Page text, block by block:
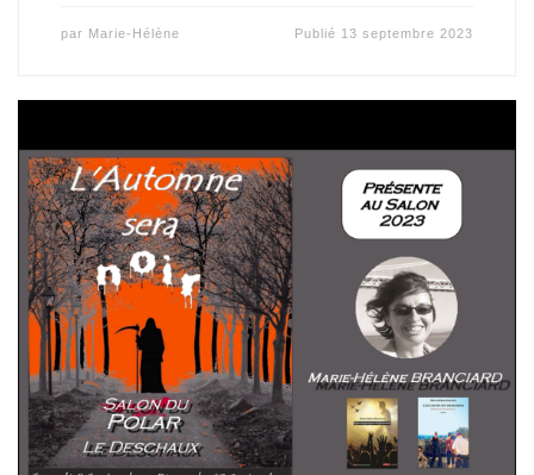
par Marie-Hélène Publié 13 septembre 2023